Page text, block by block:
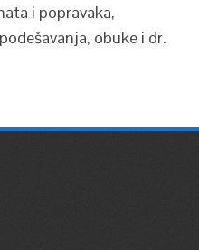
i popravaka,
obuke i dr.